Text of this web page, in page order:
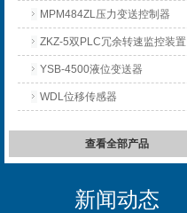
MPM484ZL压力变送控制器
ZKZ-5双PLC冗余转速监控装置
YSB-4500液位变送器
WDL位移传感器
查看全部产品
新闻动态